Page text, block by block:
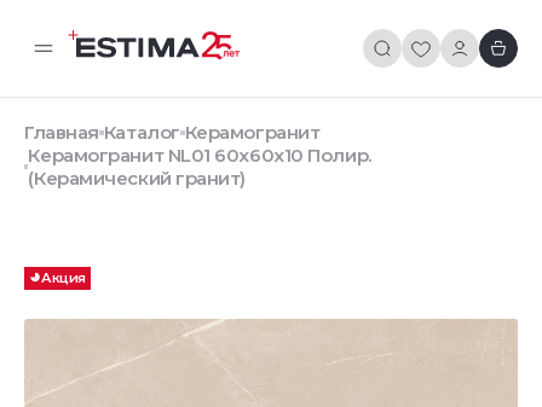
Главная Каталог Керамогранит
Керамогранит NL01 60x60x10 Полир.
(Керамический гранит)
Акция